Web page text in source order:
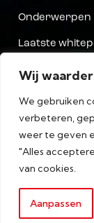
Wij
We gebruiken
verbeteren,
weer te geven
"Alles
van cookies.
Aanpassen
Onderwerpen
Laatste
Bedrijven AZ
Neem contact
Privacy
algemene
MarTech